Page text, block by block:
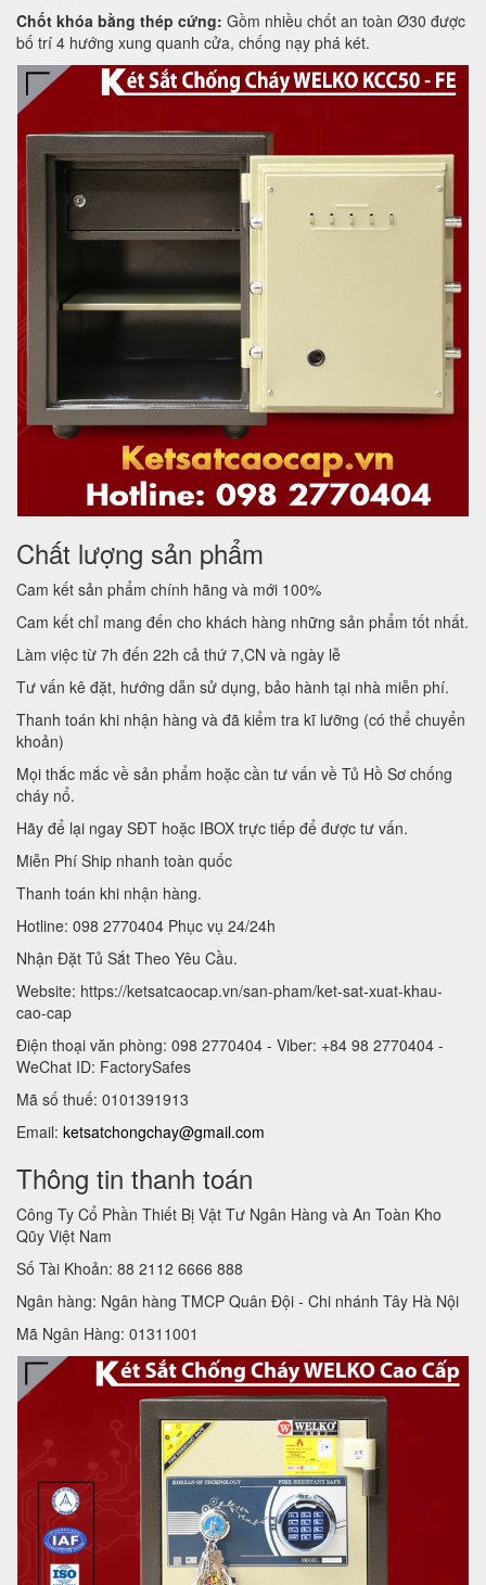
Chốt khóa bằng thép cứng: Gồm nhiều chốt an toàn Ø30 được
bố trí 4 hướng xung quanh cửa, chống nạy phá két.
Chất lượng sản phẩm
Cam kết sản phẩm chính hãng và mới 100%
Cam kết chỉ mang đến cho khách hàng những sản phẩm tốt nhất.
Làm việc từ 7h đến 22h cả thứ 7,CN và ngày lễ
Tư vấn kê đặt, hướng dẫn sử dụng, bảo hành tại nhà miễn phí.
Thanh toán khi nhận hàng và đã kiểm tra kĩ lưỡng (có thể chuyển
khoản)
Mọi thắc mắc về sản phẩm hoặc cần tư vấn về Tủ Hồ Sơ chống
cháy nổ.
Hãy để lại ngay SĐT hoặc IBOX trực tiếp để được tư vấn.
Miễn Phí Ship nhanh toàn quốc
Thanh toán khi nhận hàng.
Hotline: 098 2770404 Phục vụ 24/24h
Nhận Đặt Tủ Sắt Theo Yêu Cầu.
Website: https://ketsatcaocap.vn/san-pham/ket-sat-xuat-khau-
cao-cap
Điện thoại văn phòng: 098 2770404 - Viber: +84 98 2770404 -
WeChat ID: FactorySafes
Mã số thuế: 0101391913
Email: ketsatchongchay@gmail.com
Thông tin thanh toán
Công Ty Cổ Phần Thiết Bị Vật Tư Ngân Hàng và An Toàn Kho
Qũy Việt Nam
Số Tài Khoản: 88 2112 6666 888
Ngân hàng: Ngân hàng TMCP Quân Đội - Chi nhánh Tây Hà Nội
Mã Ngân Hàng: 01311001